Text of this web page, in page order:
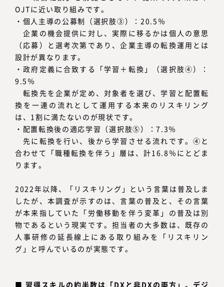
OJTに近い取り組みです。
・個人主導の公募制（選択肢③）：20.5％
企業の機会提供に対し、実際に移るかは個人の意思
（応募）と選考次第であり、企業主導の転換運用とは
設計が異なります。
・政府定義に合致する「学習＋転換」（選択肢④）：
9.5％
転換先を企業が定め、対象者を選び、学習と配置転
換を一連の流れとして運用する本来のリスキリング
は、1割に満たないのが現状です。
・配置転換後の適応学習（選択肢⑤）：7.3％
先に転換を行い、後から学習させる流れです。④と
合わせて「職種転換を伴う」層は、計16.8％にとどま
ります。
2022年以降、「リスキリング」という言葉は普及しま
したが、本調査が示すのは、言葉の普及と、その言葉
が本来指していた「労働移動を伴う変革」の普及は別
物であるという現実です。担当者の大多数は、既存の
人事研修の延長線上にある取り組みを「リスキリン
グ」と呼んでいるのが実態です。
■習得スキルの約半数は「DXと非DXの両方」。デジ